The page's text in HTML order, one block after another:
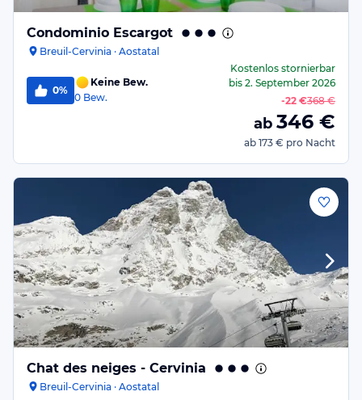
Condominio Escargot
Breuil-Cervinia · Aostatal
0%
Keine Bew.
0 Bew.
Kostenlos stornierbar
bis 2. September 2026
-22 €368 €
ab 346 €
ab 173 € pro Nacht
Chat des neiges - Cervinia
Breuil-Cervinia · Aostatal